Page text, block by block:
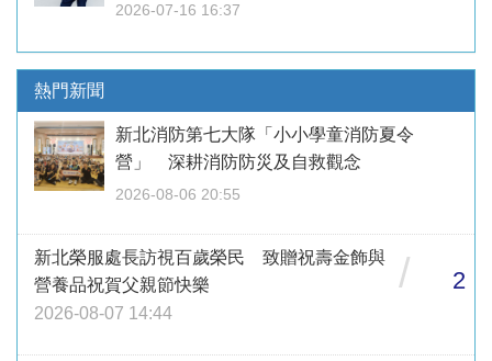
2026-07-16 16:37
熱門新聞
新北消防第七大隊「小小學童消防夏令
營」 深耕消防防災及自救觀念
2026-08-06 20:55
新北榮服處長訪視百歲榮民 致贈祝壽金飾與
營養品祝賀父親節快樂
2026-08-07 14:44
/ 2